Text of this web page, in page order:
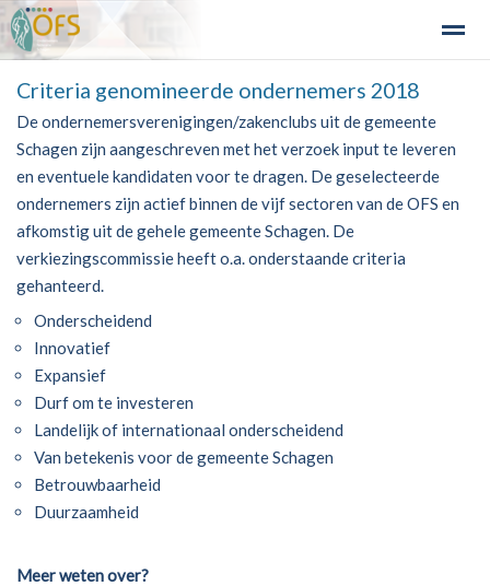
Detailhandel Industrie en Bedrijven Agribusiness
Home Zoeken Nieuws Agenda
Criteria genomineerde ondernemers 2018
De ondernemersverenigingen/zakenclubs uit de gemeente
Schagen zijn aangeschreven met het verzoek input te leveren
en eventuele kandidaten voor te dragen. De geselecteerde
ondernemers zijn actief binnen de vijf sectoren van de OFS en
afkomstig uit de gehele gemeente Schagen. De
verkiezingscommissie heeft o.a. onderstaande criteria
gehanteerd.
Onderscheidend
Innovatief
Expansief
Durf om te investeren
Landelijk of internationaal onderscheidend
Van betekenis voor de gemeente Schagen
Betrouwbaarheid
Duurzaamheid
Meer weten over?